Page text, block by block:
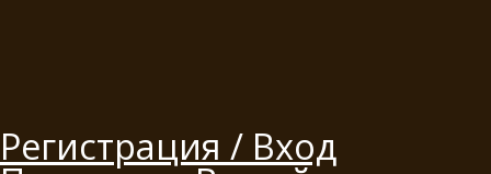
Регистрация / Вход